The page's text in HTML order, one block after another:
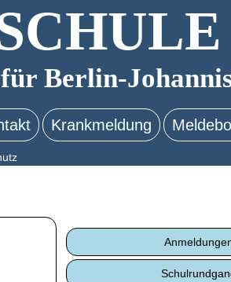
Berlin-
Krankmeldung